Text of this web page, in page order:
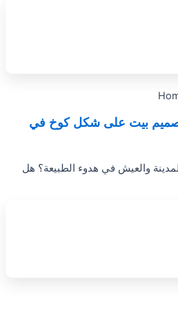
بيت على شكل كوخ في
والعيش في هدوء الطبيعة؟ هل